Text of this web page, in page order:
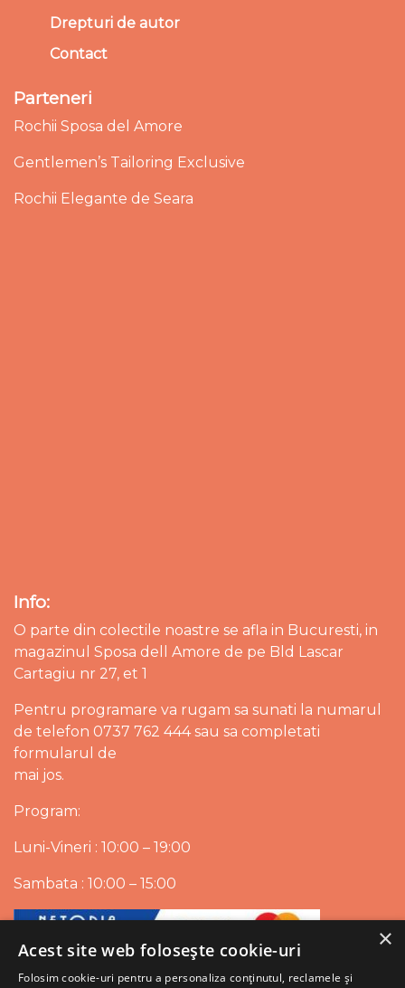
Drepturi de autor
Contact
Parteneri
Rochii Sposa del Amore
Gentlemen’s Tailoring Exclusive
Rochii Elegante de Seara
Info:
O parte din colectile noastre se afla in Bucuresti, in
magazinul Sposa dell Amore de pe Bld Lascar
Cartagiu nr 27, et 1
Pentru programare va rugam sa sunati la numarul
de telefon 0737 762 444 sau sa completati
formularul de
mai jos.
Program:
Luni-Vineri : 10:00 – 19:00
Sambata : 10:00 – 15:00
×
Acest site web folosește cookie-uri
Folosim cookie-uri pentru a personaliza conținutul, reclamele și